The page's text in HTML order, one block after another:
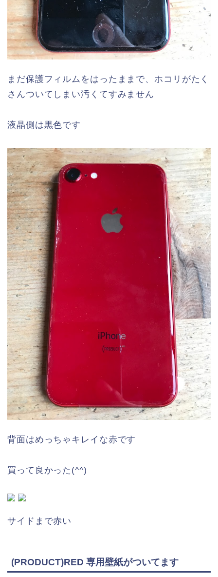
まだ保護フィルムをはったままで、ホコリがたく
さんついてしまい汚くてすみません
液晶側は黒色です
背面はめっちゃキレイな赤です
買って良かった(^^)
サイドまで赤い
(PRODUCT)RED 専用壁紙がついてます